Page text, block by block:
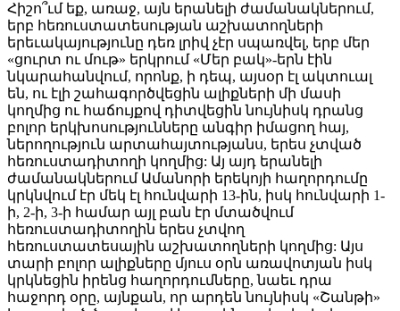
Հիշո՞ւմ եք, առաջ, այն երանելի ժամանակներում,
երբ հեռուստատեսության աշխատողների
երեւակայությունը դեռ լրիվ չէր սպառվել, երբ մեր
«ցուրտ ու մութ» երկրում «Մեր բակ»-երն էին
նկարահանվում, որոնք, ի դեպ, այսօր էլ ակտուալ
են, ու էլի շահագործվեցին ալիքների մի մասի
կողմից ու հաճույքով դիտվեցին նույնիսկ դրանց
բոլոր երկխոսությունները անգիր իմացող հայ,
ներողություն արտահայտությանս, երես չտված
հեռուստադիտողի կողմից: Այ այդ երանելի
ժամանակներում Ամանորի երեկոյի հաղորդումը
կրկնվում էր մեկ էլ հունվարի 13-ին, իսկ հունվարի 1-
ի, 2-ի, 3-ի համար այլ բան էր մտածվում
հեռուստադիտողին երես չտվող
հեռուստատեսային աշխատողների կողմից: Այս
տարի բոլոր ալիքները մյուս օրն առավոտյան իսկ
կրկնեցին իրենց հաղորդումները, նաեւ դրա
հաջորդ օրը, այնքան, որ արդեն նույնիսկ «Շանթի»